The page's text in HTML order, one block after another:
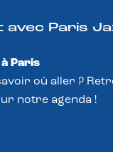
Paris
Paris
où aller ?
notre agenda !